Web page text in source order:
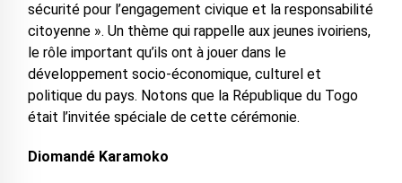
sécurité pour l’engagement civique et la responsabilité
citoyenne ». Un thème qui rappelle aux jeunes ivoiriens,
le rôle important qu’ils ont à jouer dans le
développement socio-économique, culturel et
politique du pays. Notons que la République du Togo
était l’invitée spéciale de cette cérémonie.
Diomandé Karamoko